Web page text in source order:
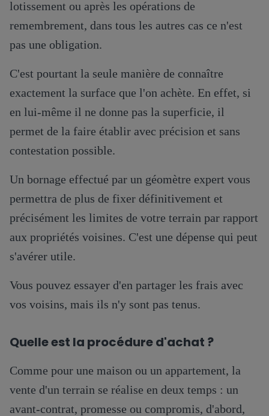
lotissement ou après les opérations de
remembrement, dans tous les autres cas ce n'est
pas une obligation.
C'est pourtant la seule manière de connaître
exactement la surface que l'on achète. En effet, si
en lui-même il ne donne pas la superficie, il
permet de la faire établir avec précision et sans
contestation possible.
Un bornage effectué par un géomètre expert vous
permettra de plus de fixer définitivement et
précisément les limites de votre terrain par rapport
aux propriétés voisines. C'est une dépense qui peut
s'avérer utile.
Vous pouvez essayer d'en partager les frais avec
vos voisins, mais ils n'y sont pas tenus.
Quelle est la procédure d'achat ?
Comme pour une maison ou un appartement, la
vente d'un terrain se réalise en deux temps : un
avant-contrat, promesse ou compromis, d'abord,